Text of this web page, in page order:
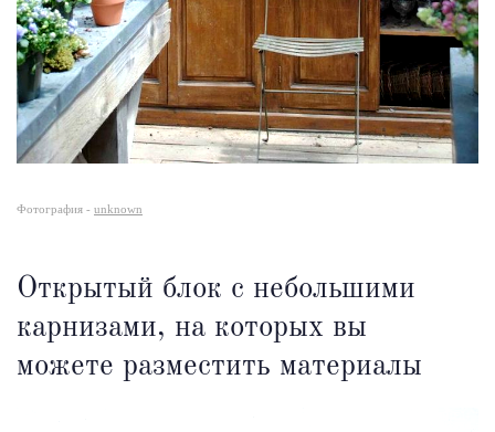
Фотография - unknown
Открытый блок с небольшими
карнизами, на которых вы
можете разместить материалы